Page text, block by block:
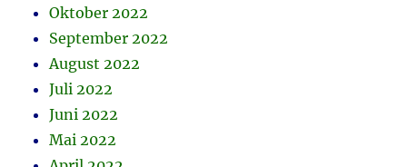
Oktober 2022
September 2022
August 2022
Juli 2022
Juni 2022
Mai 2022